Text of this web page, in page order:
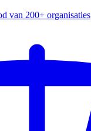
van 200+ organisaties